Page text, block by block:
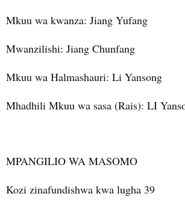
Mkuu wa kwanza: Jiang Yufang
Mwanzilishi: Jiang Chunfang
Mkuu wa Halmashauri: Li Yansong
Mhadhili Mkuu wa sasa (Rais): LI
MPANGILIO WA MASOMO
Kozi zinafundishwa kwa lugha 39